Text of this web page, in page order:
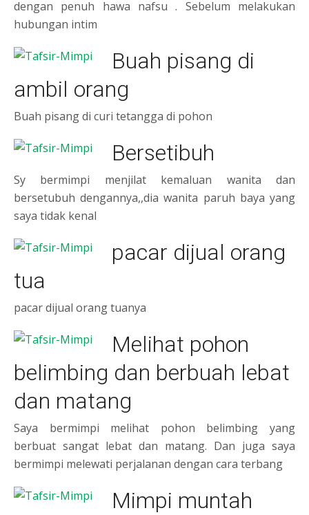
dengan penuh hawa nafsu . Sebelum melakukan
hubungan intim
Buah pisang di
ambil orang
Buah pisang di curi tetangga di pohon
Bersetibuh
Sy bermimpi menjilat kemaluan wanita dan
bersetubuh dengannya,,dia wanita paruh baya yang
saya tidak kenal
pacar dijual orang
tua
pacar dijual orang tuanya
Melihat pohon
belimbing dan berbuah lebat
dan matang
Saya bermimpi melihat pohon belimbing yang
berbuat sangat lebat dan matang. Dan juga saya
bermimpi melewati perjalanan dengan cara terbang
Mimpi muntah